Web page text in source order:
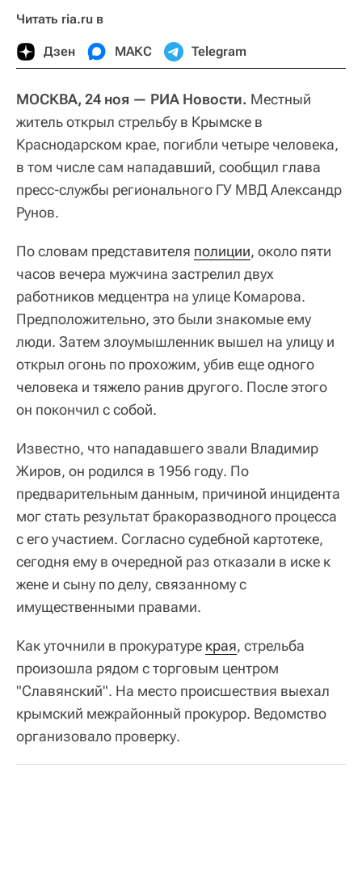
Читать ria.ru в
Дзен МАКС Telegram
МОСКВА, 24 ноя — РИА Новости. Местный
житель открыл стрельбу в Крымске в
Краснодарском крае, погибли четыре человека,
в том числе сам нападавший, сообщил глава
пресс-службы регионального ГУ МВД Александр
Рунов.
По словам представителя полиции, около пяти
часов вечера мужчина застрелил двух
работников медцентра на улице Комарова.
Предположительно, это были знакомые ему
люди. Затем злоумышленник вышел на улицу и
открыл огонь по прохожим, убив еще одного
человека и тяжело ранив другого. После этого
он покончил с собой.
Известно, что нападавшего звали Владимир
Жиров, он родился в 1956 году. По
предварительным данным, причиной инцидента
мог стать результат бракоразводного процесса
с его участием. Согласно судебной картотеке,
сегодня ему в очередной раз отказали в иске к
жене и сыну по делу, связанному с
имущественными правами.
Как уточнили в прокуратуре края, стрельба
произошла рядом с торговым центром
"Славянский". На место происшествия выехал
крымский межрайонный прокурор. Ведомство
организовало проверку.